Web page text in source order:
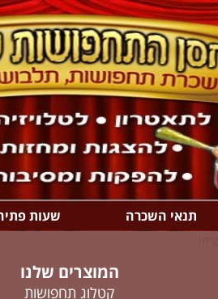
תנאי השכרה שעות
המוצרים שלנו
קטלוג תחפושות